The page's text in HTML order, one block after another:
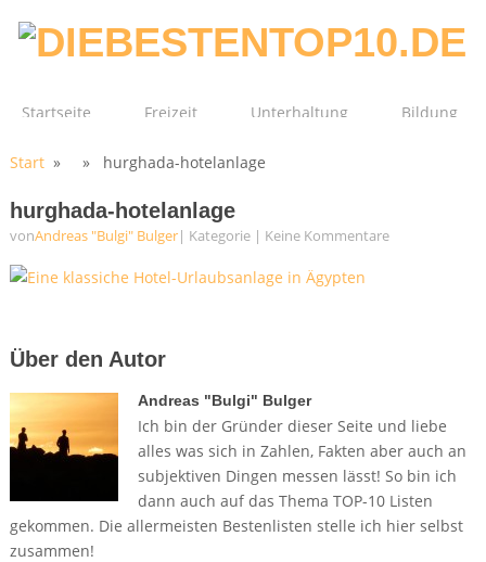
Startseite Freizeit Unterhaltung Bildung
Film Gesundheit
Start» » hurghada-hotelanlage
hurghada-hotelanlage
vonAndreas "Bulgi" Bulger| Kategorie| Keine Kommentare
Über den Autor
Andreas "Bulgi" Bulger
Ich bin der Gründer dieser Seite und liebe
alles was sich in Zahlen, Fakten aber auch an
subjektiven Dingen messen lässt! So bin ich
dann auch auf das Thema TOP-10 Listen
gekommen. Die allermeisten Bestenlisten stelle ich hier selbst
zusammen!